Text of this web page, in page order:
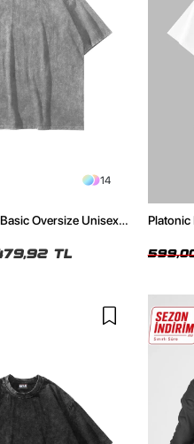
14
Basic Oversize Unisex
TL
Platonic